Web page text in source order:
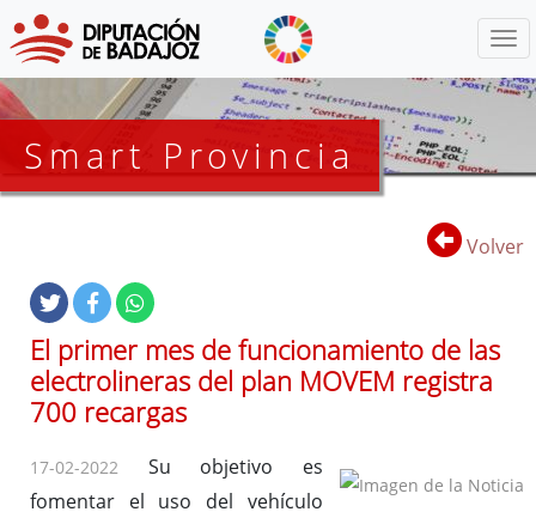
Smart Provincia
Volver
El primer mes de funcionamiento de las
electrolineras del plan MOVEM registra
700 recargas
17-02-2022 Su objetivo es
fomentar el uso del vehículo